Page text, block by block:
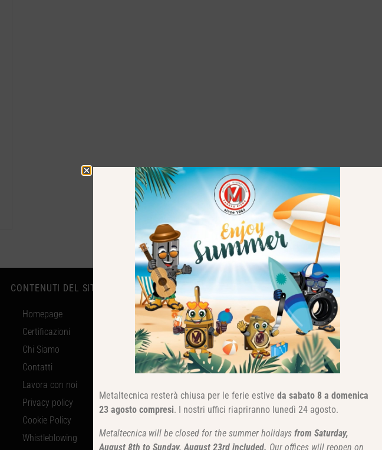
CONTENUTI DEL SITO
Homepage
Certificazioni
Chi Siamo
Contatti
Lavora con noi
Privacy policy
Cookie Policy
Whistleblowing
RIMANI AGGIORNATO
Clicca qui e iscriviti alla nostra newsletter per
rimanere aggiornato.
Metaltecnica resterà chiusa per le ferie estive da sabato 8 a domenica
23 agosto compresi. I nostri uffici riapriranno lunedì 24 agosto.
Metaltecnica will be closed for the summer holidays from Saturday,
August 8th to Sunday, August 23rd included. Our offices will reopen on